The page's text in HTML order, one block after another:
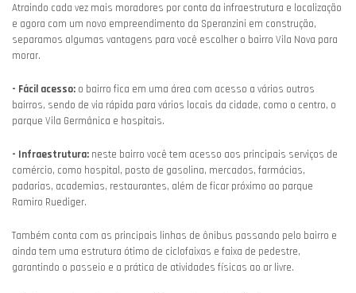
Atraindo cada vez mais moradores por conta da infraestrutura e localização
e agora com um novo empreendimento da Speranzini em construção,
separamos algumas vantagens para você escolher o bairro Vila Nova para
morar.
- Fácil acesso: o bairro fica em uma área com acesso a vários outros
bairros, sendo de via rápida para vários locais da cidade, como o centro, o
parque Vila Germânica e hospitais.
- Infraestrutura: neste bairro você tem acesso aos principais serviços de
comércio, como hospital, posto de gasolina, mercados, farmácias,
padarias, academias, restaurantes, além de ficar próximo ao parque
Ramiro Ruediger.
Também conta com as principais linhas de ônibus passando pelo bairro e
ainda tem uma estrutura ótimo de ciclofaixas e faixa de pedestre,
garantindo o passeio e a prática de atividades físicas ao ar livre.